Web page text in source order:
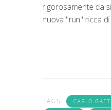
rigorosamente da
nuova "run" ricca
TAGS: CARLO GATTI